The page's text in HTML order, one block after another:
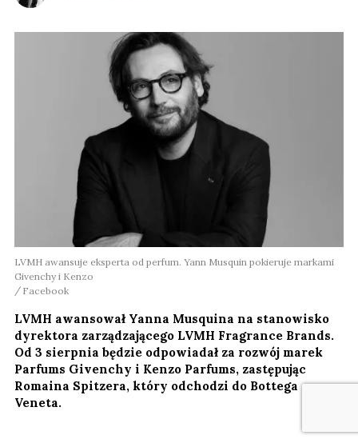
LVMH awansuje eksperta od perfum. Yann Musquin pokieruje markami
Givenchy i Kenzo
Facebook
LVMH awansował Yanna Musquina na stanowisko
dyrektora zarządzającego LVMH Fragrance Brands.
Od 3 sierpnia będzie odpowiadał za rozwój marek
Parfums Givenchy i Kenzo Parfums, zastępując
Romaina Spitzera, który odchodzi do Bottega
Veneta.